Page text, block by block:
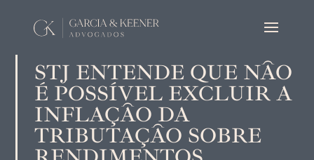
STJ ENTENDE QUE NÃO
É POSSÍVEL EXCLUIR A
INFLAÇÃO DA
TRIBUTAÇÃO SOBRE